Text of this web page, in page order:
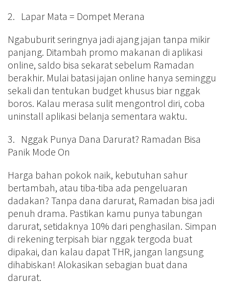
2. Lapar Mata = Dompet Merana
Ngabuburit seringnya jadi ajang jajan tanpa mikir
panjang. Ditambah promo makanan di aplikasi
online, saldo bisa sekarat sebelum Ramadan
berakhir. Mulai batasi jajan online hanya seminggu
sekali dan tentukan budget khusus biar nggak
boros. Kalau merasa sulit mengontrol diri, coba
uninstall aplikasi belanja sementara waktu.
3. Nggak Punya Dana Darurat? Ramadan Bisa
Panik Mode On
Harga bahan pokok naik, kebutuhan sahur
bertambah, atau tiba-tiba ada pengeluaran
dadakan? Tanpa dana darurat, Ramadan bisa jadi
penuh drama. Pastikan kamu punya tabungan
darurat, setidaknya 10% dari penghasilan. Simpan
di rekening terpisah biar nggak tergoda buat
dipakai, dan kalau dapat THR, jangan langsung
dihabiskan! Alokasikan sebagian buat dana
darurat.